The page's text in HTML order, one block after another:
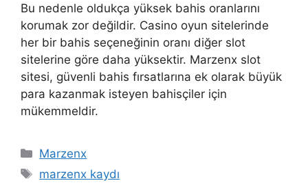
Bu nedenle oldukça yüksek bahis oranlarını
korumak zor değildir. Casino oyun sitelerinde
her bir bahis seçeneğinin oranı diğer slot
sitelerine göre daha yüksektir. Marzenx slot
sitesi, güvenli bahis fırsatlarına ek olarak büyük
para kazanmak isteyen bahisçiler için
mükemmeldir.
Kategoriler
Marzenx
Etiketler
marzenx kaydı